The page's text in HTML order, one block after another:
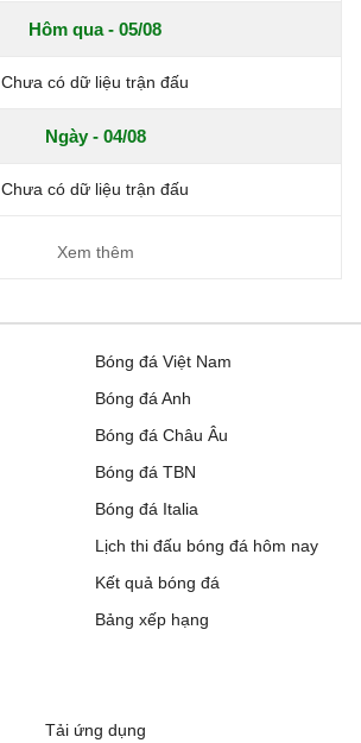
Hôm qua - 05/08
Chưa có dữ liệu trận đấu
Ngày - 04/08
Chưa có dữ liệu trận đấu
Xem thêm
Bóng đá Việt Nam
Bóng đá Anh
Bóng đá Châu Âu
Bóng đá TBN
Bóng đá Italia
Lịch thi đấu bóng đá hôm nay
Kết quả bóng đá
Bảng xếp hạng
Tải ứng dụng